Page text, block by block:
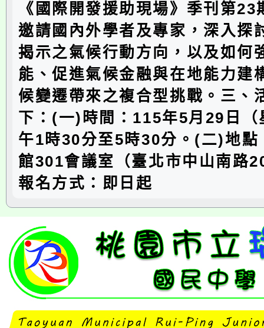
《國際開發援助現場》季刊第23
邀請國內外學者及專家，深入探
揭示之氣候行動方向，以及如何
能、促進氣候金融與在地能力建
候變遷帶來之複合型挑戰。三、
下：(一)時間：115年5月29日（
午1時30分至5時30分。(二)地點
館301會議室（臺北市中山南路
報名方式：即日起